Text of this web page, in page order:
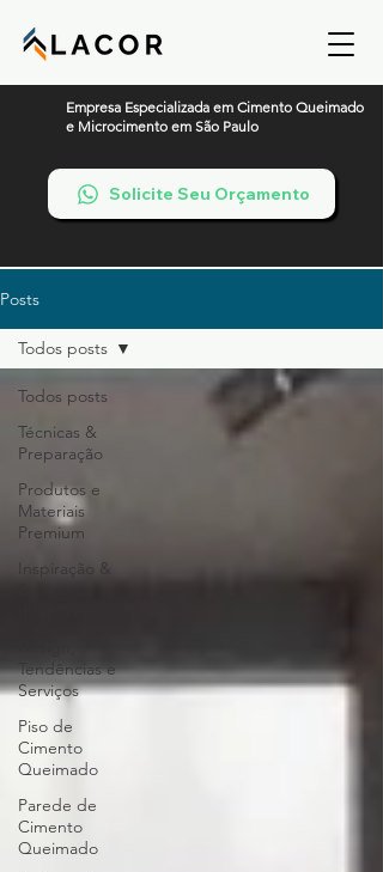
Empresa Especializada em Cimento Queimado
e Microcimento em São Paulo
Solicite Seu Orçamento
Posts
Todos posts
Técnicas &
Preparação
Produtos e
Materiais
Premium
Inspiração &
Tendências e
Serviços
Piso de
Cimento
Queimado
Parede de
Cimento
Queimado
Todos posts